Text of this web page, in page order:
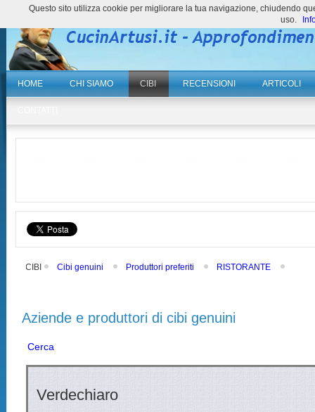
HOME CHI SIAMO CIBI RECENSIONI ARTICOLI
CIBI Cibi genuini Produttori preferiti RISTORANTE
Aziende e produttori di cibi genuini
Cerca
Verdechiaro
Questo sito utilizza cookie per migliorare la tua navigazione, chiudendo
uso.